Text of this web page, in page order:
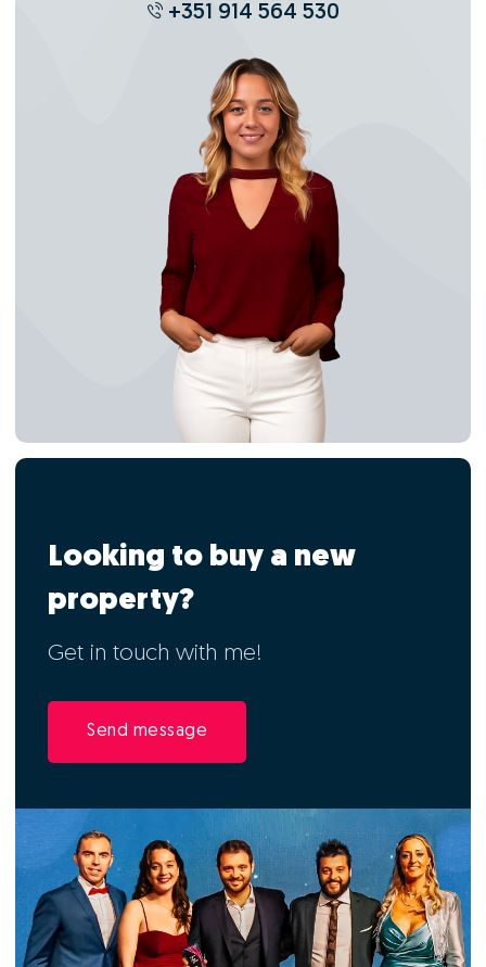
+351 914 564 530
Looking to buy a new
property?
Get in touch with me!
Send message